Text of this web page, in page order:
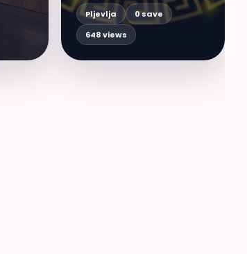
Pljevlja
0 save
648 views